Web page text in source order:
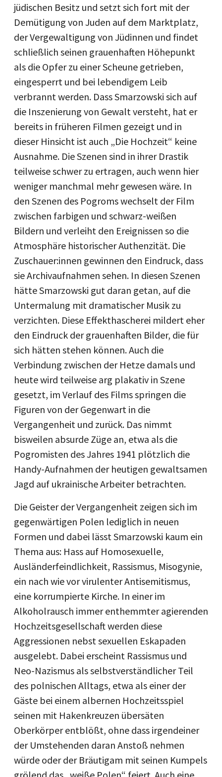
jüdischen Besitz und setzt sich fort mit der
Demütigung von Juden auf dem Marktplatz,
der Vergewaltigung von Jüdinnen und findet
schließlich seinen grauenhaften Höhepunkt
als die Opfer zu einer Scheune getrieben,
eingesperrt und bei lebendigem Leib
verbrannt werden. Dass Smarzowski sich auf
die Inszenierung von Gewalt versteht, hat er
bereits in früheren Filmen gezeigt und in
dieser Hinsicht ist auch „Die Hochzeit“ keine
Ausnahme. Die Szenen sind in ihrer Drastik
teilweise schwer zu ertragen, auch wenn hier
weniger manchmal mehr gewesen wäre. In
den Szenen des Pogroms wechselt der Film
zwischen farbigen und schwarz-weißen
Bildern und verleiht den Ereignissen so die
Atmosphäre historischer Authenzität. Die
Zuschauer:innen gewinnen den Eindruck, dass
sie Archivaufnahmen sehen. In diesen Szenen
hätte Smarzowski gut daran getan, auf die
Untermalung mit dramatischer Musik zu
verzichten. Diese Effekthascherei mildert eher
den Eindruck der grauenhaften Bilder, die für
sich hätten stehen können. Auch die
Verbindung zwischen der Hetze damals und
heute wird teilweise arg plakativ in Szene
gesetzt, im Verlauf des Films springen die
Figuren von der Gegenwart in die
Vergangenheit und zurück. Das nimmt
bisweilen absurde Züge an, etwa als die
Pogromisten des Jahres 1941 plötzlich die
Handy-Aufnahmen der heutigen gewaltsamen
Jagd auf ukrainische Arbeiter betrachten.
Die Geister der Vergangenheit zeigen sich im
gegenwärtigen Polen lediglich in neuen
Formen und dabei lässt Smarzowski kaum ein
Thema aus: Hass auf Homosexuelle,
Ausländerfeindlichkeit, Rassismus, Misogynie,
ein nach wie vor virulenter Antisemitismus,
eine korrumpierte Kirche. In einer im
Alkoholrausch immer enthemmter agierenden
Hochzeitsgesellschaft werden diese
Aggressionen nebst sexuellen Eskapaden
ausgelebt. Dabei erscheint Rassismus und
Neo-Nazismus als selbstverständlicher Teil
des polnischen Alltags, etwa als einer der
Gäste bei einem albernen Hochzeitsspiel
seinen mit Hakenkreuzen übersäten
Oberkörper entblößt, ohne dass irgendeiner
der Umstehenden daran Anstoß nehmen
würde oder der Bräutigam mit seinen Kumpels